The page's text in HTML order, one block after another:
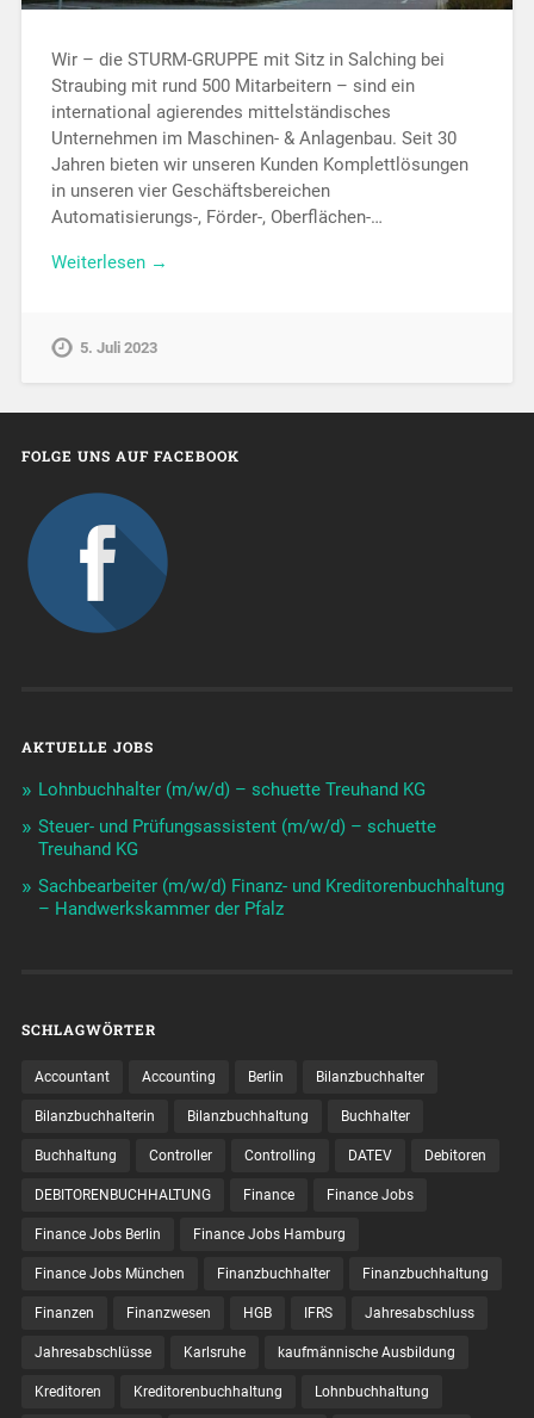
Wir – die STURM-GRUPPE mit Sitz in Salching bei
Straubing mit rund 500 Mitarbeitern – sind ein
international agierendes mittelständisches
Unternehmen im Maschinen- & Anlagenbau. Seit 30
Jahren bieten wir unseren Kunden Komplettlösungen
in unseren vier Geschäftsbereichen
Automatisierungs-, Förder-, Oberflächen-…
Weiterlesen →
5. Juli 2023
FOLGE UNS AUF FACEBOOK
AKTUELLE JOBS
Lohnbuchhalter (m/w/d) – schuette Treuhand KG
Steuer- und Prüfungsassistent (m/w/d) – schuette
Treuhand KG
Sachbearbeiter (m/w/d) Finanz- und Kreditorenbuchhaltung
– Handwerkskammer der Pfalz
SCHLAGWÖRTER
Accountant Accounting Berlin Bilanzbuchhalter
Bilanzbuchhalterin Bilanzbuchhaltung Buchhalter
Buchhaltung Controller Controlling DATEV Debitoren
DEBITORENBUCHHALTUNG Finance Finance Jobs
Finance Jobs Berlin Finance Jobs Hamburg
Finance Jobs München Finanzbuchhalter Finanzbuchhaltung
Finanzen Finanzwesen HGB IFRS Jahresabschluss
Jahresabschlüsse Karlsruhe kaufmännische Ausbildung
Kreditoren Kreditorenbuchhaltung Lohnbuchhaltung